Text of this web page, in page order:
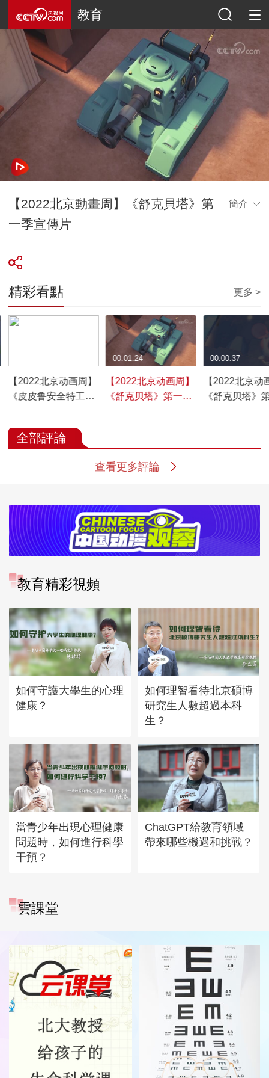
教育
【2022北京動畫周】《舒克貝塔》第
一季宣傳片
簡介
精彩看點 更多 >
【2022北京动画周】
《皮皮鲁安全特工
【2022北京动画周】
《舒克贝塔》第一季
00:01:24
【2022北京动
《舒克贝塔》
00:00:37
全部評論
查看更多評論
教育精彩視頻
如何守護大學生的心理
健康？
如何理智看待北京碩博
研究生人數超過本科
生？
當青少年出現心理健康
問題時，如何進行科學
干預？
ChatGPT給教育領域
帶來哪些機遇和挑戰？
雲課堂